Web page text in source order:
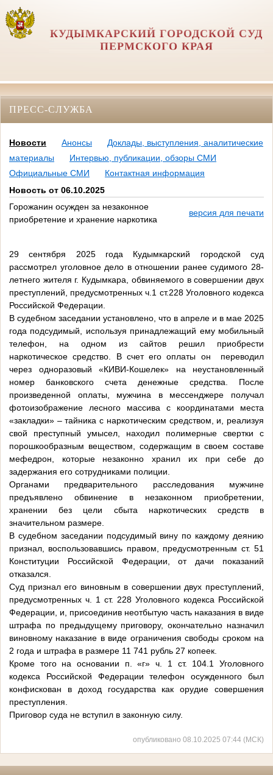
КУДЫМКАРСКИЙ ГОРОДСКОЙ СУД
ПЕРМСКОГО КРАЯ
ПРЕСС-СЛУЖБА
Новости Анонсы
Доклады, выступления, аналитические
материалы
Интервью, публикации, обзоры СМИ
Официальные СМИ
Контактная информация
Новость от 06.10.2025
Горожанин осужден за незаконное
приобретение и хранение наркотика
версия для печати
29 сентября 2025 года Кудымкарский городской суд
рассмотрел уголовное дело в отношении ранее судимого 28-
летнего жителя г. Кудымкара, обвиняемого в совершении двух
преступлений, предусмотренных ч.1 ст.228 Уголовного кодекса
Российской Федерации.
В судебном заседании установлено, что в апреле и в мае 2025
года подсудимый, используя принадлежащий ему мобильный
телефон, на одном из сайтов решил приобрести
наркотическое средство. В счет его оплаты он переводил
через одноразовый «КИВИ-Кошелек» на неустановленный
номер банковского счета денежные средства. После
произведенной оплаты, мужчина в мессенджере получал
фотоизображение лесного массива с координатами места
«закладки» – тайника с наркотическим средством, и, реализуя
свой преступный умысел, находил полимерные свертки с
порошкообразным веществом, содержащим в своем составе
мефедрон, которые незаконно хранил их при себе до
задержания его сотрудниками полиции.
Органами предварительного расследования мужчине
предъявлено обвинение в незаконном приобретении,
хранении без цели сбыта наркотических средств в
значительном размере.
В судебном заседании подсудимый вину по каждому деянию
признал, воспользовавшись правом, предусмотренным ст. 51
Конституции Российской Федерации, от дачи показаний
отказался.
Суд признал его виновным в совершении двух преступлений,
предусмотренных ч. 1 ст. 228 Уголовного кодекса Российской
Федерации, и, присоединив неотбытую часть наказания в виде
штрафа по предыдущему приговору, окончательно назначил
виновному наказание в виде ограничения свободы сроком на
2 года и штрафа в размере 11 741 рубль 27 копеек.
Кроме того на основании п. «г» ч. 1 ст. 104.1 Уголовного
кодекса Российской Федерации телефон осужденного был
конфискован в доход государства как орудие совершения
преступления.
Приговор суда не вступил в законную силу.
опубликовано 08.10.2025 07:44 (МСК)